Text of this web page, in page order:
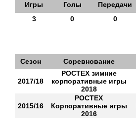
Игры Голы Передачи
3
0 0
Сезон Соревнование
2017/18
РОСТЕХ зимние
корпоративные игры
2018
2015/16
РОСТЕХ
Корпоративные игры
2016